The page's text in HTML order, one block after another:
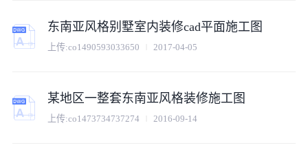
东南亚风格别墅室内装修cad平面施工图
上传:co1490593033650 2017-04-05
某地区一整套东南亚风格装修施工图
上传:co1473734737274 2016-09-14